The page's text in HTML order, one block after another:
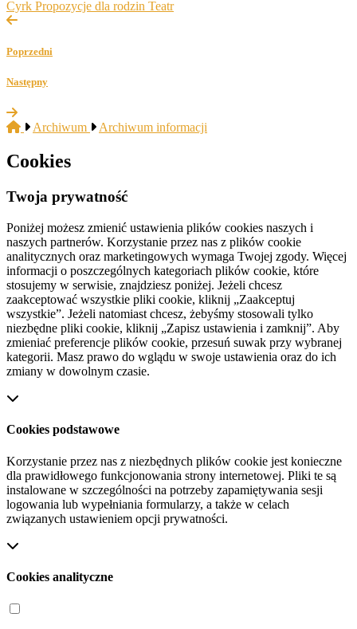
Cyrk Propozycje dla rodzin Teatr
Poprzedni
Następny
Archiwum Archiwum informacji
Cookies
Twoja prywatność
Poniżej możesz zmienić ustawienia plików cookies naszych i
naszych partnerów. Korzystanie przez nas z plików cookie
analitycznych oraz marketingowych wymaga Twojej zgody. Więcej
informacji o poszczególnych kategoriach plików cookie, które
stosujemy w serwisie, znajdziesz poniżej. Jeżeli chcesz
zaakceptować wszystkie pliki cookie, kliknij „Zaakceptuj
wszystkie”. Jeżeli natomiast chcesz, żebyśmy stosowali tylko
niezbędne pliki cookie, kliknij „Zapisz ustawienia i zamknij”. Aby
zmieniać preferencje plików cookie, przesuń suwak przy wybranej
kategorii. Masz prawo do wglądu w swoje ustawienia oraz do ich
zmiany w dowolnym czasie.
Cookies podstawowe
Korzystanie przez nas z niezbędnych plików cookie jest konieczne
dla prawidłowego funkcjonowania strony internetowej. Pliki te są
instalowane w szczególności na potrzeby zapamiętywania sesji
logowania lub wypełniania formularzy, a także w celach
związanych ustawieniem opcji prywatności.
Cookies analityczne